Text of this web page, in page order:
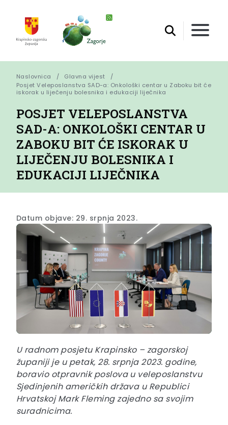
Naslovnica
Glavna vijest
Posjet Veleposlanstva SAD-a: Onkološki centar u Zaboku bit će
iskorak u liječenju bolesnika i edukaciji liječnika
POSJET VELEPOSLANSTVA
SAD-A: ONKOLOŠKI CENTAR U
ZABOKU BIT ĆE ISKORAK U
LIJEČENJU BOLESNIKA I
EDUKACIJI LIJEČNIKA
Datum objave: 29. srpnja 2023.
U radnom posjetu Krapinsko – zagorskoj
županiji je u petak, 28. srpnja 2023. godine,
boravio otpravnik poslova u veleposlanstvu
Sjedinjenih američkih država u Republici
Hrvatskoj Mark Fleming zajedno sa svojim
suradnicima.